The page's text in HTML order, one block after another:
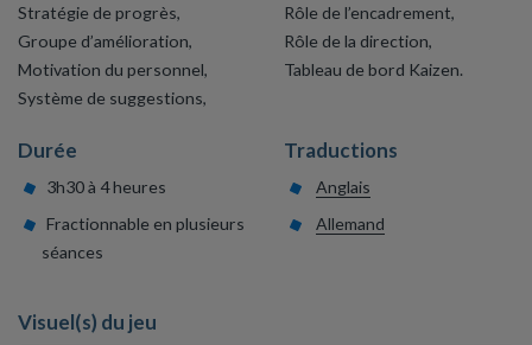
Stratégie de progrès,
Groupe d’amélioration,
Motivation du personnel,
Système de suggestions,
Rôle de l’encadrement,
Rôle de la direction,
Tableau de bord Kaizen.
Durée
3h30 à 4 heures
Fractionnable en plusieurs
séances
Traductions
Anglais
Allemand
Visuel(s) du jeu